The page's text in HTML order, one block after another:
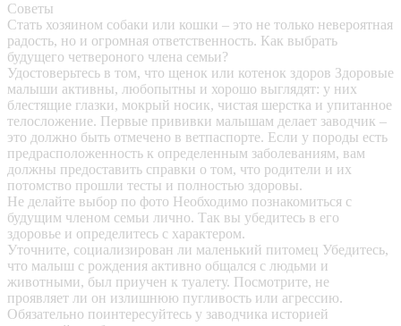
Советы
Стать хозяином собаки или кошки – это не только невероятная
радость, но и огромная ответственность. Как выбрать
будущего четвероного члена семьи?
Удостоверьтесь в том, что щенок или котенок здоров Здоровые
малыши активны, любопытны и хорошо выглядят: у них
блестящие глазки, мокрый носик, чистая шерстка и упитанное
телосложение. Первые прививки малышам делает заводчик –
это должно быть отмечено в ветпаспорте. Если у породы есть
предрасположенность к определенным заболеваниям, вам
должны предоставить справки о том, что родители и их
потомство прошли тесты и полностью здоровы.
Не делайте выбор по фото Необходимо познакомиться с
будущим членом семьи лично. Так вы убедитесь в его
здоровье и определитесь с характером.
Уточните, социализирован ли маленький питомец Убедитесь,
что малыш с рождения активно общался с людьми и
животными, был приучен к туалету. Посмотрите, не
проявляет ли он излишнюю пугливость или агрессию.
Обязательно поинтересуйтесь у заводчика историей